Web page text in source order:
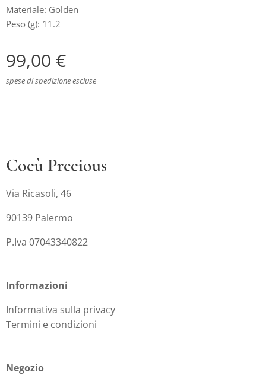
Materiale: Golden
Peso (g): 11.2
99,00 €
spese di spedizione escluse
Cocù Precious
Via Ricasoli, 46
90139 Palermo
P.Iva 07043340822
Informazioni
Informativa sulla privacy
Termini e condizioni
Negozio